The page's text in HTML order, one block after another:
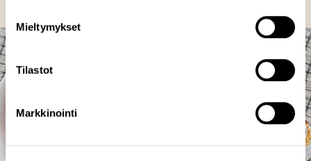
Mieltymykset
Tilastot
Markkinointi